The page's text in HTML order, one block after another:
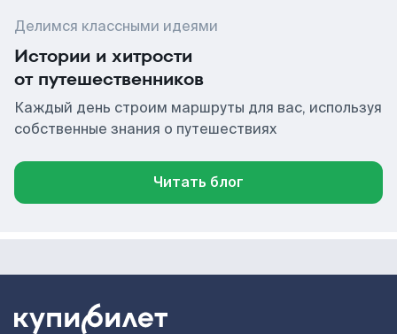
Делимся классными идеями
Истории и хитрости
от путешественников
Каждый день строим маршруты для вас, используя
собственные знания о путешествиях
Читать блог